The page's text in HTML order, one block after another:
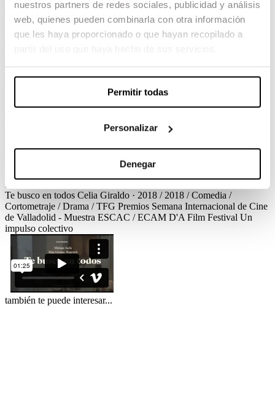
nuestros partners de redes sociales, publicidad y análisis
web, quienes pueden combinarla con otra información
que les haya proporcionado o que hayan recopilado a
Permitir todas
Personalizar
Denegar
Te busco en todos
Celia Giraldo / 2018 / Comedia / Cortometraje / Drama / TFG
alemán sobre el cual irá poco a poco proyectando sus deseos y
Ver el corto Créditos Premios
Cortometraje / Drama / TFGCréditos Dirección
Tellechea Dirección de FotografíaClara Rus, Águeda Sfer
Elisabet Gomà Montaje
Oriol Donat i Martos
Míriam Iscla, Max Grosse Majench, Toni Meler Fonte
Te busco en todos Celia Giraldo · 2018 / 2018 / Comedia /
Cortometraje / Drama / TFG Premios Semana Internacional de Cine
de Valladolid - Muestra ESCAC / ECAM D'A Film Festival Un
impulso colectivo
también te puede interesar...